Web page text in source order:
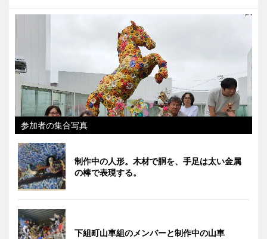
参加者の集合写真
制作中の人形。木材で胴を、手足は太い金属
の棒で表現する。
下組町山車組のメンバーと制作中の山車